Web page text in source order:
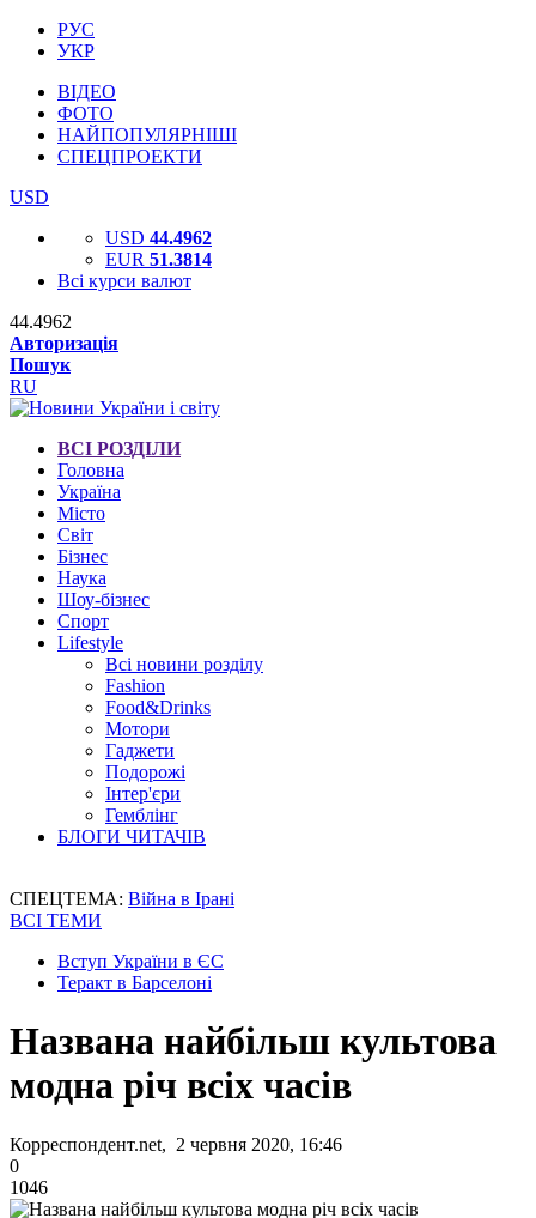
РУС
УКР
ВІДЕО
ФОТО
НАЙПОПУЛЯРНІШІ
СПЕЦПРОЕКТИ
USD
USD 44.4962
EUR 51.3814
Всі курси валют
44.4962
Авторизація
Пошук
RU
ВСІ РОЗДІЛИ
Головна
Україна
Місто
Світ
Бізнес
Наука
Шоу-бізнес
Спорт
Lifestyle
Всі новини розділу
Fashion
Food&Drinks
Мотори
Гаджети
Подорожі
Інтер'єри
Гемблінг
БЛОГИ ЧИТАЧІВ
СПЕЦТЕМА: Війна в Ірані
ВСІ ТЕМИ
Вступ України в ЄС
Теракт в Барселоні
Названа найбільш культова
модна річ всіх часів
Корреспондент.net, 2 червня 2020, 16:46
0
1046